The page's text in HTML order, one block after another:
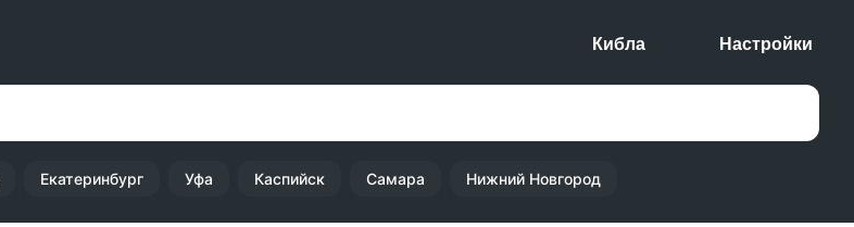
Кибла Настройки
Екатеринбург Уфа Каспийск Самара Нижний Новгород